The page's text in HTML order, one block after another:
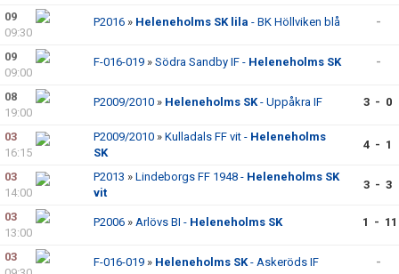
09
09:30
P2016 » Heleneholms SK lila - BK Höllviken blå -
09
09:00
F-016-019 » Södra Sandby IF - Heleneholms SK -
08
19:00
P2009/2010 » Heleneholms SK- Uppåkra IF 3 - 0
03
16:15
P2009/2010 » Kulladals FF vit - Heleneholms
SK
4 - 1
03
14:00
P2013 » Lindeborgs FF 1948 - Heleneholms SK
vit
3 - 3
03
13:00
P2006 » Arlövs BI - Heleneholms SK 1 - 11
03
F-016-019 » Heleneholms SK- Askeröds IF -